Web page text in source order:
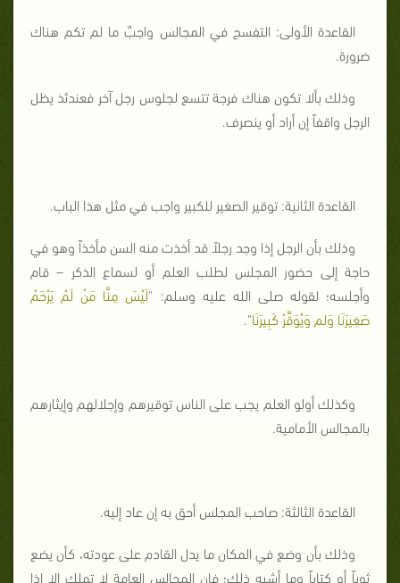
القاعدة الأولى: التفسح في المجالس واجبٌ ما لم تكم هناك
ضرورة.
وذلك بألا تكون هناك فرجة تتسع لجلوس رجل آخر فعندئذ يظل
الرجل واقفاً إن أراد أو ينصرف.
القاعدة الثانية: توقير الصغير للكبير واجب في مثل هذا الباب.
وذلك بأن الرجل إذا وجد رجلاً قد أخذت منه السن مأخذاً وهو في
حاجة إلى حضور المجلس لطلب العلم أو لسماع الذكر – قام
وأجلسه؛ لقوله صلى الله عليه وسلم: "لَيْسَ مِنَّا مَنْ لَمْ يَرْحَمْ
صَغِيرَنَا وَلم وَيُوَقِّرْ كَبِيرَنَا".
وكذلك أولو العلم يجب على الناس توقيرهم وإجلالهم وإيثارهم
بالمجالس الأمامية.
القاعدة الثالثة: صاحب المجلس أحق به إن عاد إليه.
وذلك بأن وضع في المكان ما يدل القادم على عودته، كأن يضع
ثوباً أو كتاباً وما أشبه ذلك؛ فإن المجالس العامة لا تملك إلا إذا